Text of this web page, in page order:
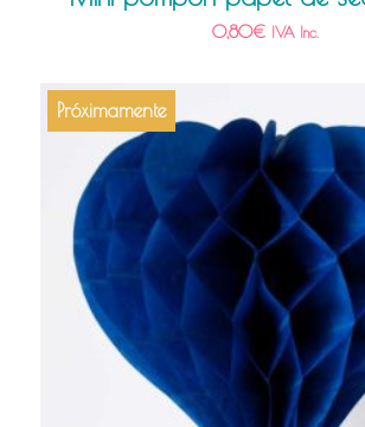
0,80€ IVA Inc.
Próximamente